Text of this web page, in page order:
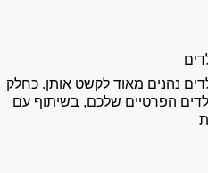
נהנים מאוד לקשט אותן. כחלק
הפרטיים שלכם, בשיתוף עם